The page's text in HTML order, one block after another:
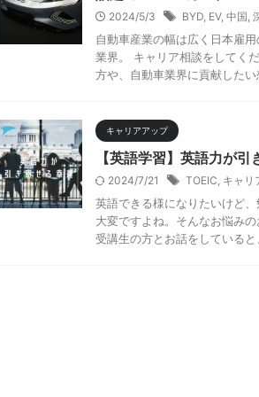
2024/5/3 BYD EV, 中国
自動車産業の幅は広く日本雇
業界。 キャリア相談をしてく
方や、自動車業界に貢献した
キャリアアップ
【英語学習】英語力が
2024/7/21 TOEIC キャリ
英語できる様になりたいけど
大変ですよね。そんなお悩み
受講生の方とお話をしている